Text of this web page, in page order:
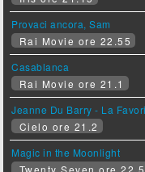
Provaci ancora, Sam
Rai Movie ore 22.55
Casablanca
Rai Movie ore 21.1
Jeanne Du Barry - La
Cielo ore 21.2
Magic in the Moonlight